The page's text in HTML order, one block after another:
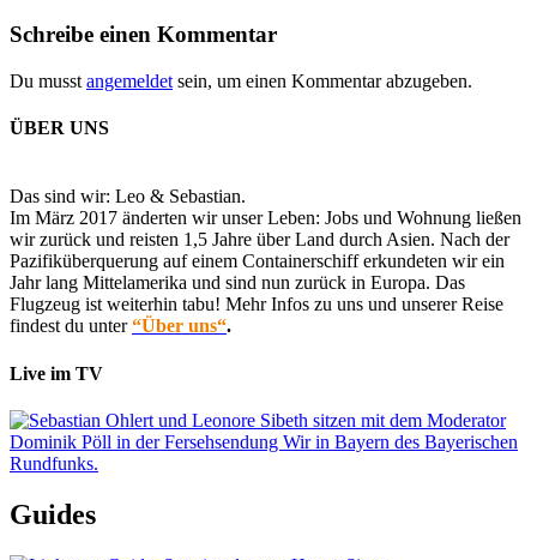
Schreibe einen Kommentar
Du musst angemeldet sein, um einen Kommentar abzugeben.
ÜBER UNS
Das sind wir: Leo & Sebastian.
Im März 2017 änderten wir unser Leben: Jobs und Wohnung ließen
wir zurück und reisten 1,5 Jahre über Land durch Asien. Nach der
Pazifiküberquerung auf einem Containerschiff erkundeten wir ein
Jahr lang Mittelamerika und sind nun zurück in Europa. Das
Flugzeug ist weiterhin tabu! Mehr Infos zu uns und unserer Reise
findest du unter“Über uns“.
Live im TV
Guides